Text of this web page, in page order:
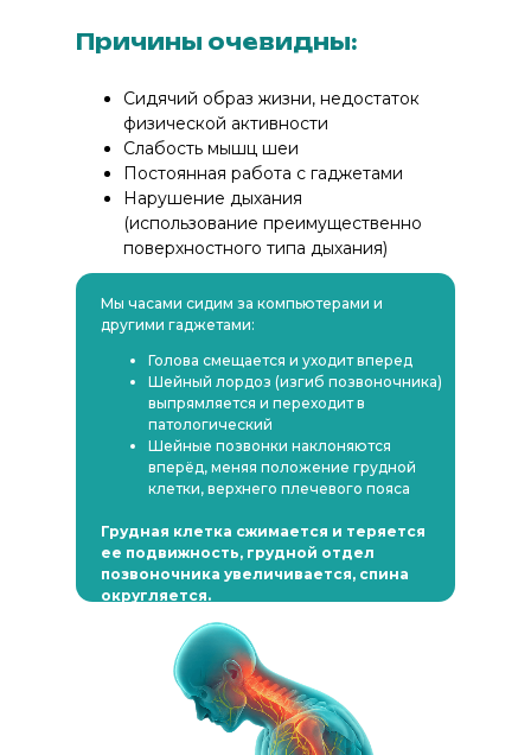
Причины очевидны:
Сидячий образ жизни, недостаток
физической активности
Слабость мышц шеи
Постоянная работа с гаджетами
Нарушение дыхания
(использование преимущественно
поверхностного типа дыхания)
Мы часами сидим за компьютерами и
другими гаджетами:
Голова смещается и уходит вперед
Шейный лордоз (изгиб позвоночника)
выпрямляется и переходит в
патологический
Шейные позвонки наклоняются
вперёд, меняя положение грудной
клетки, верхнего плечевого пояса
Грудная клетка сжимается и теряется
ее подвижность, грудной отдел
позвоночника увеличивается, спина
округляется.